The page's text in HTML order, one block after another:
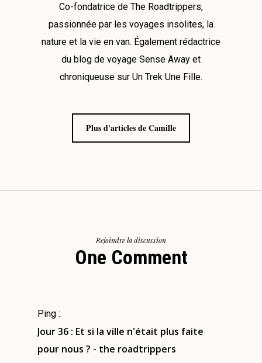
Co-fondatrice de The Roadtrippers,
passionnée par les voyages insolites, la
nature et la vie en van. Également rédactrice
du blog de voyage Sense Away et
chroniqueuse sur Un Trek Une Fille.
Plus d'articles de Camille
Rejoindre la discussion
One Comment
Ping :
Jour 36 : Et si la ville n'était plus faite
pour nous ? - the roadtrippers